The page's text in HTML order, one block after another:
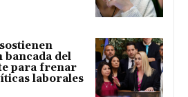
bancada del
para frenar
laborales